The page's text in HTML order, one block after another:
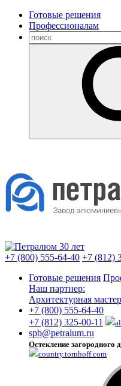
Готовые решения
Профессионалам
+7 (800) 555-64-40 +7 (812)
Готовые решения
Наш партнер:
Архитектурная
+7 (800) 555-64-40
+7 (812) 325-00-11
spb@petralum.ru
Остекление загородного
country.tornhoff.com